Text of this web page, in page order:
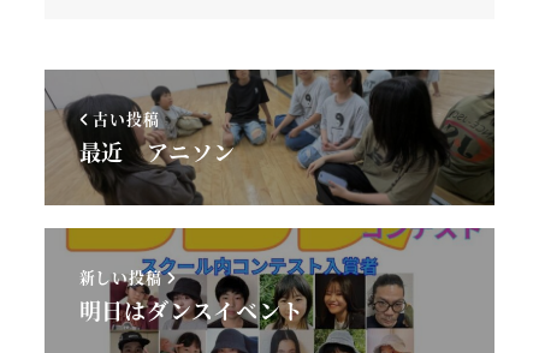
古い投稿
最近 アニソン
新しい投稿
明日はダンスイベント